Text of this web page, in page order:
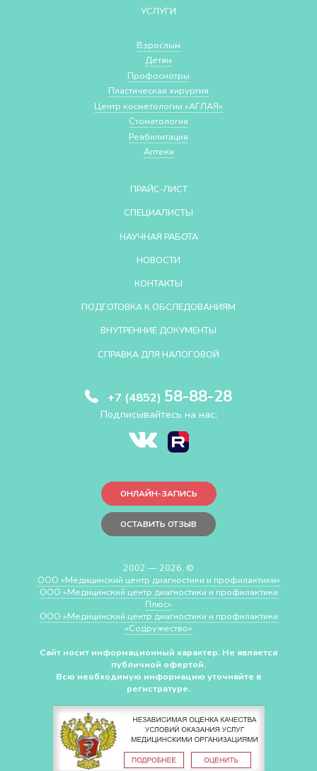
УСЛУГИ
Взрослым
Детям
Профосмотры
Пластическая хирургия
Центр косметологии «АГЛАЯ»
Стоматология
Реабилитация
Аптеки
ПРАЙС-ЛИСТ
СПЕЦИАЛИСТЫ
НАУЧНАЯ РАБОТА
НОВОСТИ
КОНТАКТЫ
ПОДГОТОВКА К ОБСЛЕДОВАНИЯМ
ВНУТРЕННИЕ ДОКУМЕНТЫ
СПРАВКА ДЛЯ НАЛОГОВОЙ
+7 (4852) 58-88-28
Подписывайтесь на нас:
ОНЛАЙН-ЗАПИСЬ
ОСТАВИТЬ ОТЗЫВ
2002 — 2026, ©
ООО «Медицинский центр диагностики и профилактики»
ООО «Медицинский центр диагностики и профилактики
Плюс»
ООО «Медицинский центр диагностики и профилактики
«Cодружество»
Сайт носит информационный характер. Не является
публичной офертой.
Всю необходимую информацию уточняйте в
регистратуре.